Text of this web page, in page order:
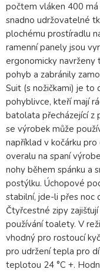
počtem vláken 400
snadno udržovatelné
plochému prostíradlu
ramenní panely jsou
ergonomicky navrženy
pohyb a zabránily
Suit (s nožičkami) je to
pohyblivce, kteří mají
batolata přecházející z
se výrobek může
například v kočárku pro
overalu na spaní
nohy během spánku a
postýlku. Úchopové
stabilní, jde-li přes noc
Čtyřcestné zipy
používání toalety. V
vhodný pro rostoucí
pro udržení tepla pro
teplotou 24 °C +.